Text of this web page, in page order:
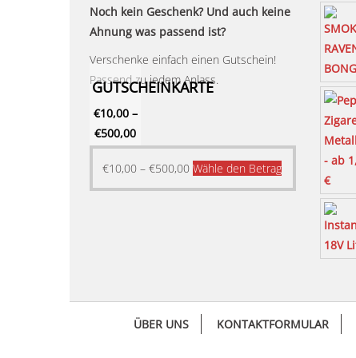
Noch kein Geschenk? Und auch keine
Ahnung was passend ist?
Verschenke einfach einen Gutschein!
Passend zu jedem Anlass.
GUTSCHEINKARTE
€10,00–
€500,00
€10,00 – €500,00 Wähle den BetragDieses
Produkt
Varianten
Optionen
können
ÜBER UNS KONTAKTFORMULAR